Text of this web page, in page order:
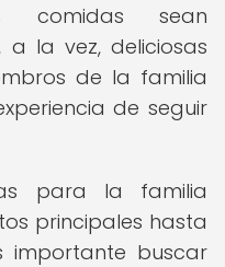
comidas sean
a la vez, deliciosas
de la familia
de seguir
para la familia
principales hasta
importante buscar